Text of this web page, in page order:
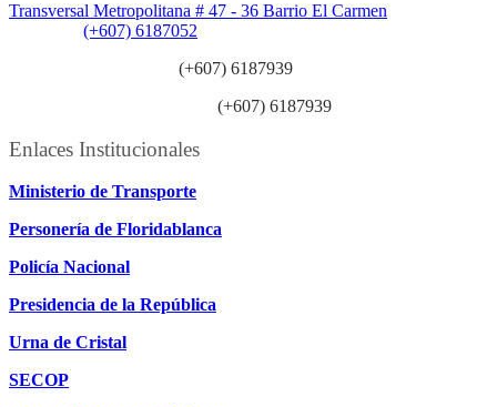
Transversal Metropolitana # 47 - 36 Barrio El Carmen
(+607) 6187052
(+607) 6187939
(+607) 6187939
Enlaces Institucionales
Ministerio de Transporte
Personería de Floridablanca
Policía Nacional
Presidencia de la República
Urna de Cristal
SECOP